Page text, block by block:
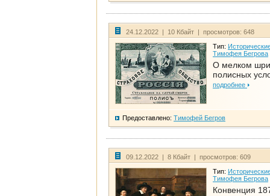
24.12.2022 | 10 Кбайт | просмотров: 648
Тип:
Тимофея Бегрова
О мелком
полисных
подробнее
Предоставлено: Тимофей Бегров
09.12.2022 | 8 Кбайт | просмотров: 609
Тип:
Тимофея Бегрова
Конвенция